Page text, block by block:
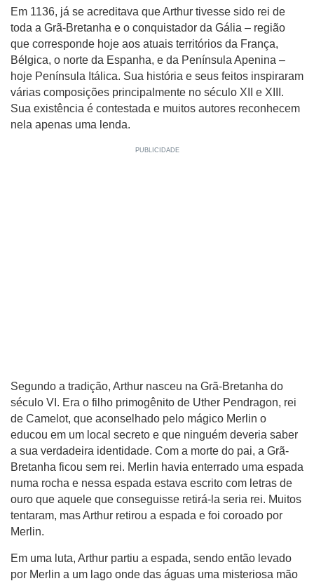
Em 1136, já se acreditava que Arthur tivesse sido rei de
toda a Grã-Bretanha e o conquistador da Gália – região
que corresponde hoje aos atuais territórios da França,
Bélgica, o norte da Espanha, e da Península Apenina –
hoje Península Itálica. Sua história e seus feitos inspiraram
várias composições principalmente no século XII e XIII.
Sua existência é contestada e muitos autores reconhecem
nela apenas uma lenda.
Segundo a tradição, Arthur nasceu na Grã-Bretanha do
século VI. Era o filho primogênito de Uther Pendragon, rei
de Camelot, que aconselhado pelo mágico Merlin o
educou em um local secreto e que ninguém deveria saber
a sua verdadeira identidade. Com a morte do pai, a Grã-
Bretanha ficou sem rei. Merlin havia enterrado uma espada
numa rocha e nessa espada estava escrito com letras de
ouro que aquele que conseguisse retirá-la seria rei. Muitos
tentaram, mas Arthur retirou a espada e foi coroado por
Merlin.
Em uma luta, Arthur partiu a espada, sendo então levado
por Merlin a um lago onde das águas uma misteriosa mão